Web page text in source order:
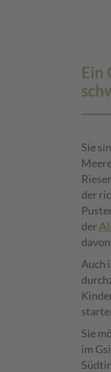
Ein
Sie
der
der
Auch
Sie
im